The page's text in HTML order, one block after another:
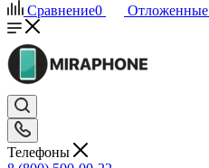
Сравнение0 Отложенные
Телефоны